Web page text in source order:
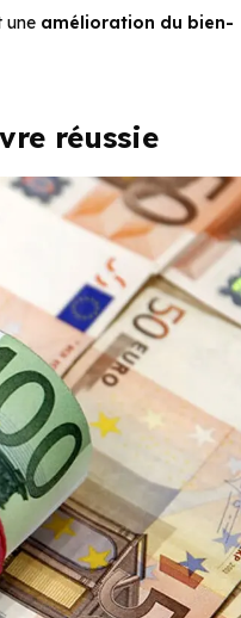
une amélioration du bien-
réussie